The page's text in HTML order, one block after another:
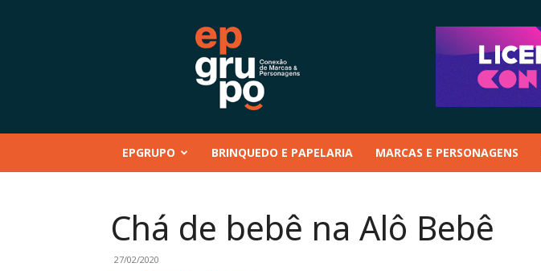
Conteúdo
Eventos
–
Personagens
–
Brinquedo
EPGRUPO BRINQUEDO E PAPELARIA MARCAS E PERSONAGENS
Chá de bebê na Alô Bebê
27/02/2020